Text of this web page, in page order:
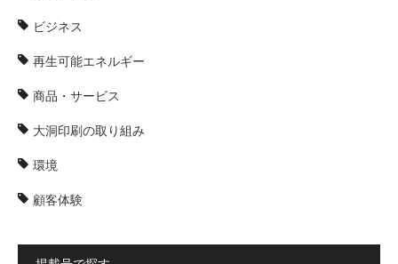
ビジネス
再生可能エネルギー
商品・サービス
大洞印刷の取り組み
環境
顧客体験